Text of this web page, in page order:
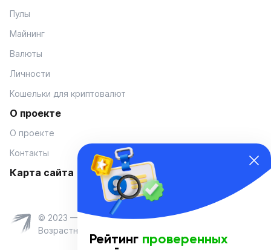
Пулы
Майнинг
Валюты
Личности
Кошельки для криптовалют
О проекте
О проекте
Контакты
Карта сайта
© 2023 — Coinmania
Возрастное ограничение 16+
Рейтинг проверенных